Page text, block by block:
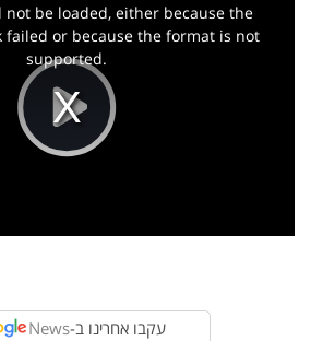
Play
not be loaded, either because the
failed or because the format is not
supported.
עקבו אחרינו ב-News